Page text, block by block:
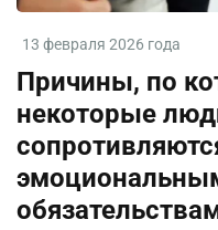
13 февраля 2026 года
Причины, по
некоторые